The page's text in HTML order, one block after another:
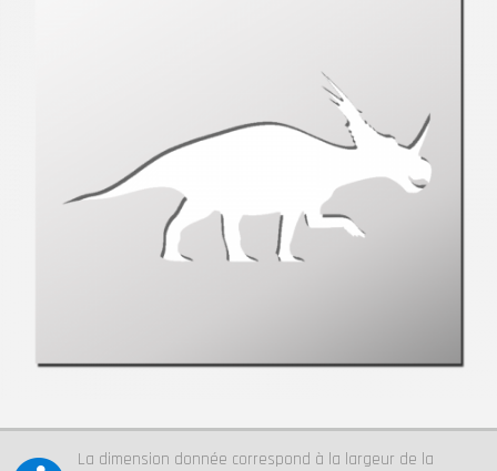
La dimension donnée correspond à la largeur de la